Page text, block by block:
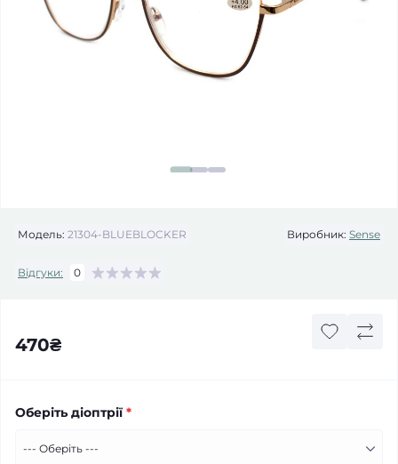
Модель: 21304-BLUEBLOCKER Виробник: Sense
Відгуки: 0
470₴
Оберіть діоптрії*